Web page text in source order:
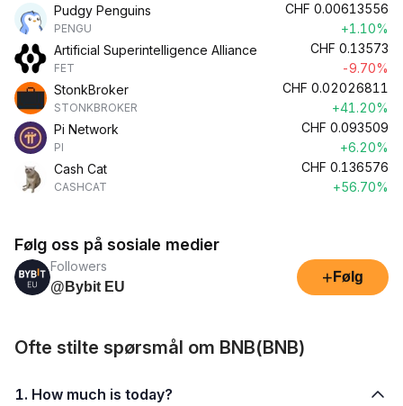
Pudgy Penguins
PENGU
CHF 0.00613556
+1.10%
Artificial Superintelligence Alliance
FET
CHF 0.13573
-9.70%
StonkBroker
STONKBROKER
CHF 0.02026811
+41.20%
Pi Network
PI
CHF 0.093509
+6.20%
Cash Cat
CASHCAT
CHF 0.136576
+56.70%
Følg oss på sosiale medier
Followers
@Bybit EU
+ Følg
Ofte stilte spørsmål om BNB(BNB)
1. How much is today?